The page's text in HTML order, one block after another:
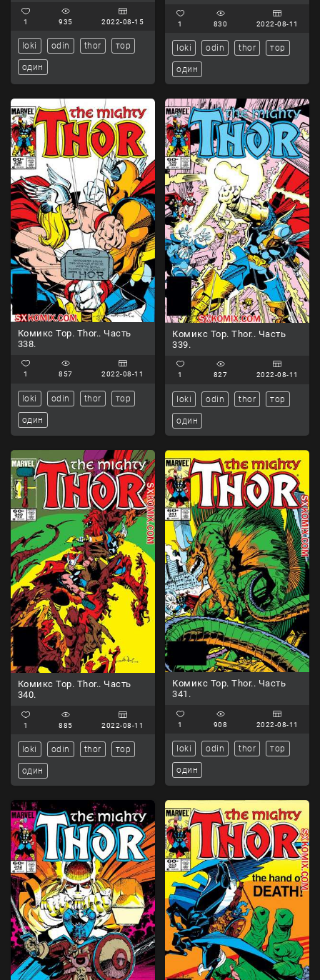
1 935 2022-08-15
loki odin thor тор
один
1 830 2022-08-11
loki odin thor тор
один
Комикс Тор. Thor.. Часть
338.
1 857 2022-08-11
loki odin thor тор
один
Комикс Тор. Thor.. Часть
339.
1 827 2022-08-11
loki odin thor тор
один
Комикс Тор. Thor.. Часть
340.
1 885 2022-08-11
loki odin thor тор
один
Комикс Тор. Thor.. Часть
341.
1 908 2022-08-11
loki odin thor тор
один